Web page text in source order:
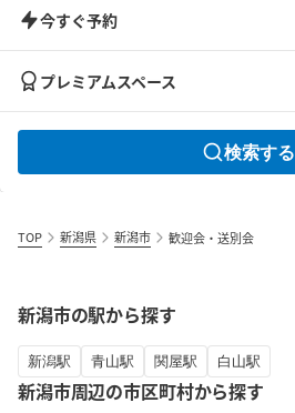
今すぐ予約
プレミアムスペース
検索する
TOP 新潟県 新潟市 歓迎会・送別会
新潟市の駅から探す
新潟駅 青山駅 関屋駅 白山駅
新潟市周辺の市区町村から探す